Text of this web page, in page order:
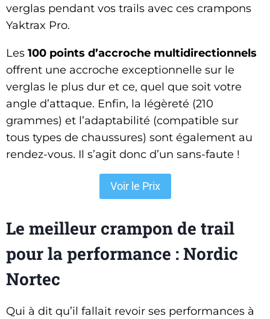
verglas pendant vos trails avec ces crampons
Yaktrax Pro.
Les 100 points d’accroche multidirectionnels
offrent une accroche exceptionnelle sur le
verglas le plus dur et ce, quel que soit votre
angle d’attaque. Enfin, la légèreté (210
grammes) et l’adaptabilité (compatible sur
tous types de chaussures) sont également au
rendez-vous. Il s’agit donc d’un sans-faute !
Voir le Prix
Le meilleur crampon de trail
pour la performance : Nordic
Nortec
Qui à dit qu’il fallait revoir ses performances à